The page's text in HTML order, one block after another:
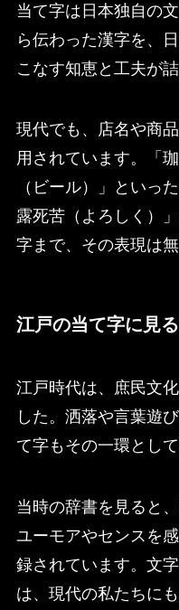
当て字は日本独自の
ら伝わった漢字を、
こなす知恵と工夫が
現代でも、店名や商
用されています。「
（ビール）」といっ
露死苦（よろしく）
字まで、その表現は無
江戸の当て字に見
江戸時代は、庶民文
した。洒落や言葉遊
て字もその一環とし
当時の辞書を見ると
ユーモアやセンスを
録されています。文
は、現代の私たちに